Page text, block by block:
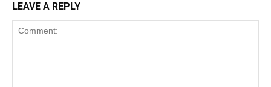
LEAVE A REPLY